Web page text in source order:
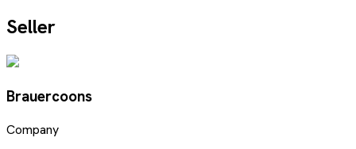
Seller
Brauercoons
Company